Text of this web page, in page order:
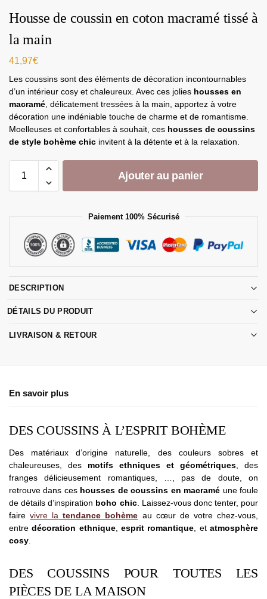
Housse de coussin en coton macramé tissé à
la main
41,97€
Les coussins sont des éléments de décoration incontournables
d’un intérieur cosy et chaleureux. Avec ces jolies housses en
macramé , délicatement tressées à la main, apportez à votre
décoration une indéniable touche de charme et de romantisme.
Moelleuses et confortables à souhait, ces housses de coussins
de style bohème chic invitent à la détente et à la relaxation.
Ajouter au panier
Paiement 100% Sécurisé
DESCRIPTION
DÉTAILS DU PRODUIT
LIVRAISON & RETOUR
En savoir plus
DES COUSSINS À L’ESPRIT BOHÈME
Des matériaux d’origine naturelle, des couleurs sobres et
chaleureuses, des motifs ethniques et géométriques, des
franges délicieusement romantiques, …, pas de doute, on
retrouve dans ces housses decoussins en macramé une foule
de détails d’inspiration boho chic. Laissez-vous donc tenter, pour
fairevivre la tendance bohème au cœur de votre chez-vous,
entredécoration ethnique,esprit romantique, etatmosphère
cosy.
DES COUSSINS POUR TOUTES LES
PIÈCES DE LA MAISON